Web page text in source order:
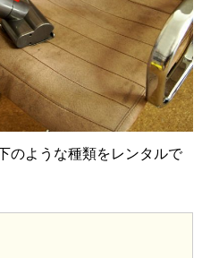
のような種類をレンタルで